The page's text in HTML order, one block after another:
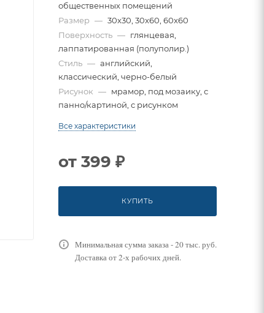
общественных помещений
Размер — 30x30, 30x60, 60x60
Поверхность — глянцевая,
лаппатированная (полуполир.)
Стиль — английский,
классический, черно-белый
Рисунок — мрамор, под мозаику, с
панно/картиной, с рисунком
Все характеристики
от 399 ₽
КУПИТЬ
Минимальная сумма заказа - 20 тыс. руб.
Доставка от 2-х рабочих дней.